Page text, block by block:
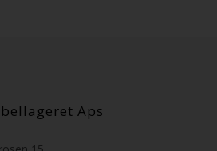
Aps